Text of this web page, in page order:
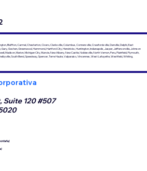
Bluffton, Carmel, Chesterton, Cicero, Clarksville, Columbus, Connersville, Crawfordsville, Danville, Delphi, East
Gary, Goshen, Greenwood, Hammond, Hartford City, Hendricks, Huntington, Indianapolis, Jasper, Jeffersonville, Johnson
Madison, Marion, Michigan City, Muncie, New Albany, New Castle, Noblesville, North Vernon, Peru, Plainfield, Plymouth,
South Bend, Speedway, Spencer, Terre Haute, Valparaiso, Vincennes, West Lafayette, Westfield, Whiting,
Suite 120 #507